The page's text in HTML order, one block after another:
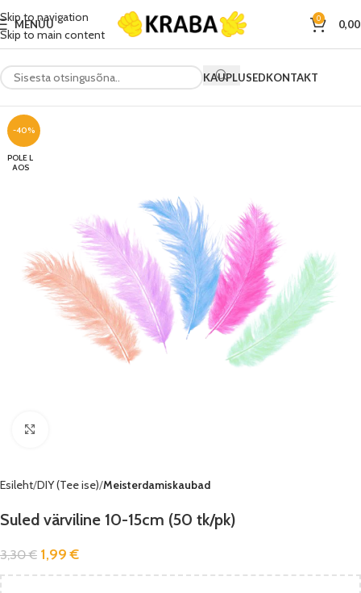
Skip to navigation
Skip to main content
MENÜÜ 0
KAUPLUSEDKONTAKT
-40%
POLE L
AOS
Esileht DIY (Tee ise) Meisterdamiskaubad
Suled värviline 10-15cm (50 tk/pk)
3,30€ 1,99€